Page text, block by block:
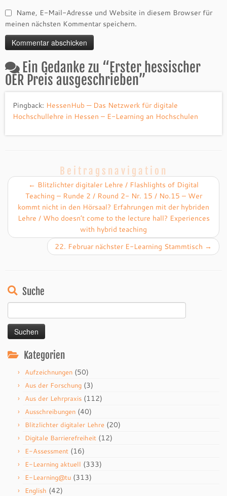
Name, E-Mail-Adresse und Website in diesem Browser für
meinen nächsten Kommentar speichern.
Ein Gedanke zu “Erster hessischer
OER Preis ausgeschrieben”
Pingback: HessenHub — Das Netzwerk für digitale
Hochschullehre in Hessen – E-Learning an Hochschulen
Beitragsnavigation
← Blitzlichter digitaler Lehre / Flashlights of Digital
Teaching – Runde 2 / Round 2- Nr. 15 / No.15 – Wer
kommt nicht in den Hörsaal? Erfahrungen mit der hybriden
Lehre / Who doesn’t come to the lecture hall? Experiences
with hybrid teaching
22. Februar nächster E-Learning Stammtisch →
Suche
Suchen
nach:
Kategorien
Aufzeichnungen (50)
Aus der Forschung (3)
Aus der Lehrpraxis (112)
Ausschreibungen (40)
Blitzlichter digitaler Lehre (20)
Digitale Barrierefreiheit (12)
E-Assessment (16)
E-Learning aktuell (333)
E-Learning@tu (313)
English (42)